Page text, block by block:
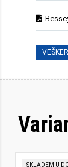
SKLADEM U